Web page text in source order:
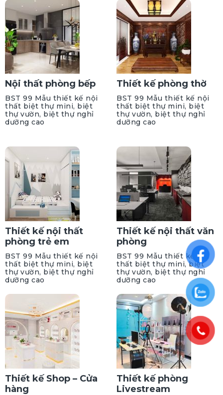
Nội thất phòng bếp
BST 99 Mẫu thiết kế nội
thất biệt thự mini, biệt
thự vườn, biệt thự nghỉ
dưỡng cao
Thiết kế phòng thờ
BST 99 Mẫu thiết kế nội
thất biệt thự mini, biệt
thự vườn, biệt thự nghỉ
dưỡng cao
Thiết kế nội thất
phòng trẻ em
BST 99 Mẫu thiết kế nội
thất biệt thự mini, biệt
thự vườn, biệt thự nghỉ
dưỡng cao
Thiết kế nội thất văn
phòng
BST 99 Mẫu thiết kế nội
thất biệt thự mini, biệt
thự vườn, biệt thự nghỉ
dưỡng cao
Thiết kế Shop – Cửa
hàng
Thiết kế phòng
Livestream